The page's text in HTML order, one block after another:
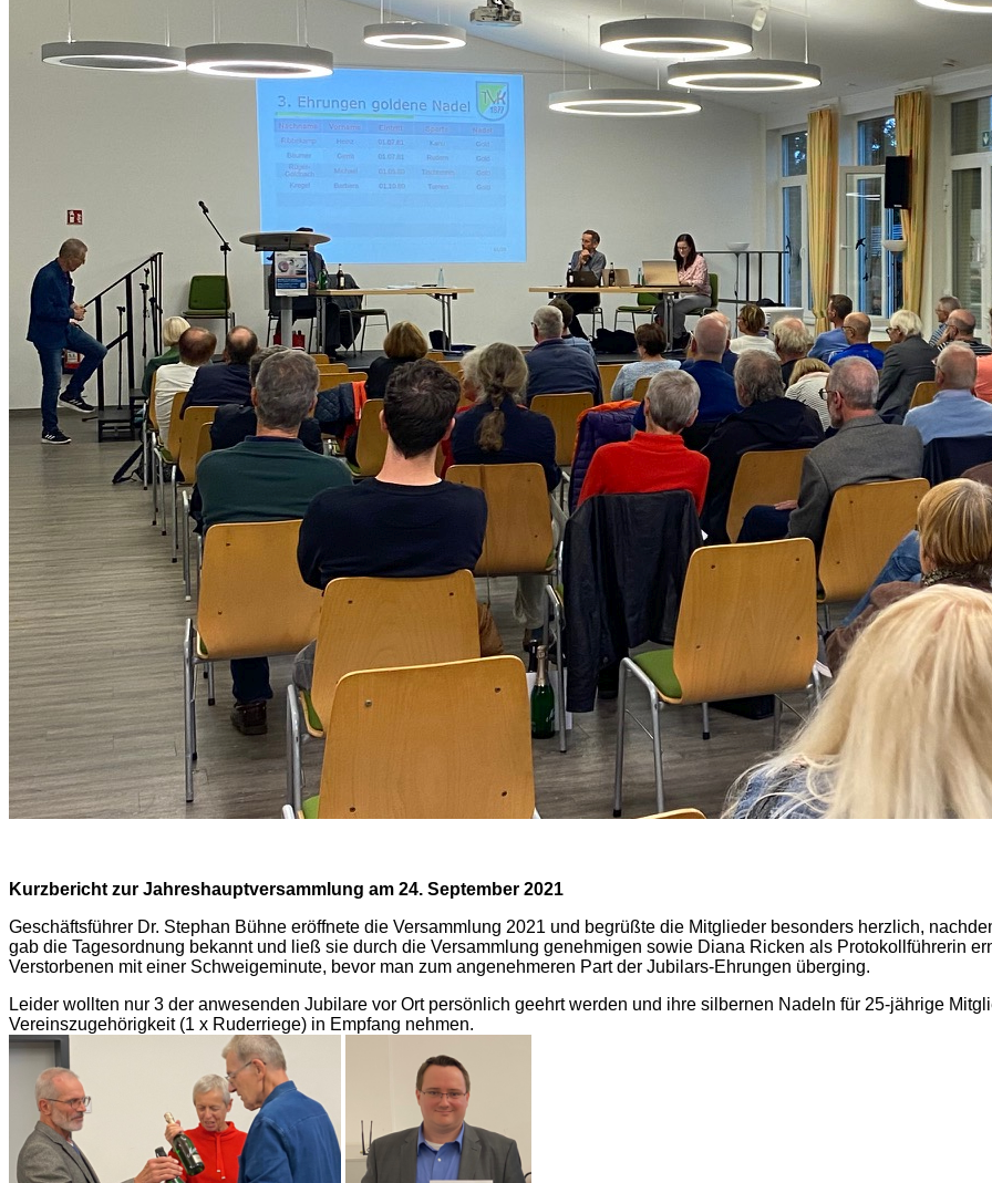
Kurzbericht zur Jahreshauptversammlung am 24. September 2021
Geschäftsführer Dr. Stephan Bühne eröffnete die Versammlung 2021 und begrüßte die Mitglieder besonders herzlich,
gab die Tagesordnung bekannt und ließ sie durch die Versammlung genehmigen sowie Diana Ricken als Protokollführerin
Verstorbenen mit einer Schweigeminute, bevor man zum angenehmeren Part der Jubilars-Ehrungen überging.
Leider wollten nur 3 der anwesenden Jubilare vor Ort persönlich geehrt werden und ihre silbernen Nadeln für 25-jährige
Vereinszugehörigkeit (1 x Ruderriege) in Empfang nehmen.